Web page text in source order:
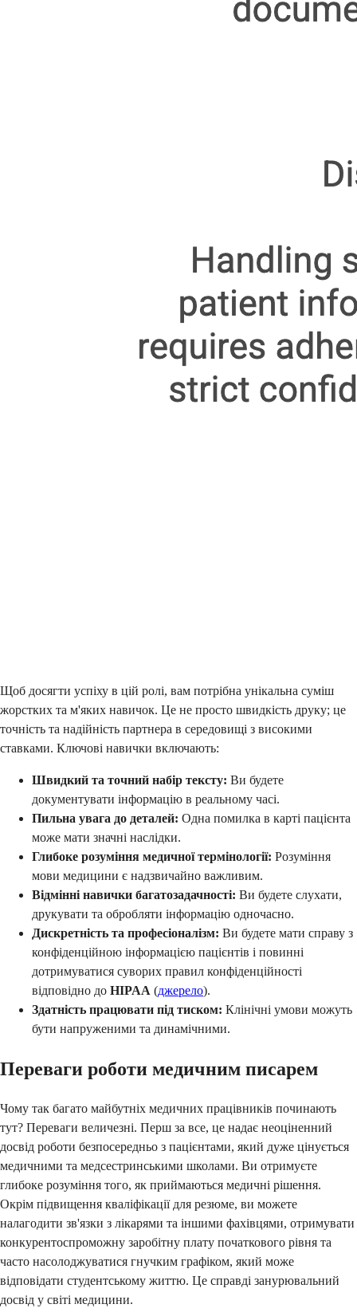
Щоб досягти успіху в цій ролі, вам потрібна унікальна суміш
жорстких та м'яких навичок. Це не просто швидкість друку; це
точність та надійність партнера в середовищі з високими
ставками. Ключові навички включають:
Швидкий та точний набір тексту: Ви будете
документувати інформацію в реальному часі.
Пильна увага до деталей: Одна помилка в карті пацієнта
може мати значні наслідки.
Глибоке розуміння медичної термінології: Розуміння
мови медицини є надзвичайно важливим.
Відмінні навички багатозадачності: Ви будете слухати,
друкувати та обробляти інформацію одночасно.
Дискретність та професіоналізм: Ви будете мати справу з
конфіденційною інформацією пацієнтів і повинні
дотримуватися суворих правил конфіденційності
відповідно до HIPAA (джерело).
Здатність працювати під тиском: Клінічні умови можуть
бути напруженими та динамічними.
Переваги роботи медичним писарем
Чому так багато майбутніх медичних працівників починають
тут? Переваги величезні. Перш за все, це надає неоціненний
досвід роботи безпосередньо з пацієнтами, який дуже цінується
медичними та медсестринськими школами. Ви отримуєте
глибоке розуміння того, як приймаються медичні рішення.
Окрім підвищення кваліфікації для резюме, ви можете
налагодити зв'язки з лікарями та іншими фахівцями, отримувати
конкурентоспроможну заробітну плату початкового рівня та
часто насолоджуватися гнучким графіком, який може
відповідати студентському життю. Це справді занурювальний
досвід у світі медицини.